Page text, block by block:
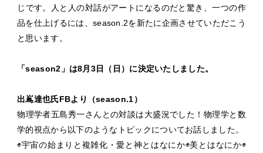
じです。人と人の対話がアートになるのだと驚き、一つの作
品を仕上げるには、season.2を新たに企画させていただこう
と思います。
「season2」は8月3日（日）に決定いたしました。
出嶌達也氏FBより（season.1）
物理学者五島秀一さんとの対談は大盛況でした！物理学と数
学的視点から以下のようなトピックについてお話しました。
◉宇宙の始まりと複雑化・愛と神とはなにか◉美とはなにか◉